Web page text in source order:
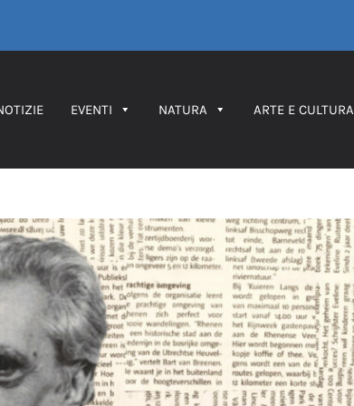
EVENTI NATURA ARTE E CULTURA